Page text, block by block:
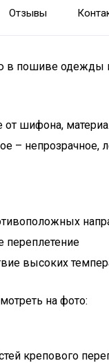
Отзывы
в пошиве одежды
шифона,
непрозрачное,
переплетение
высоких
на фото:
крепового